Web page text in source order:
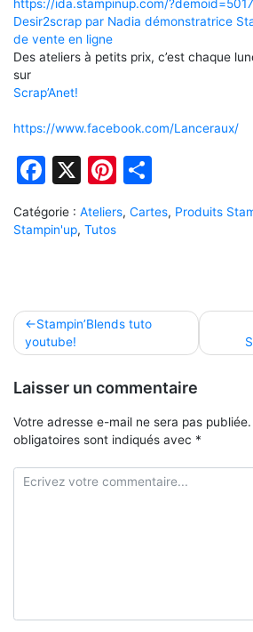
https://ida.stampinup.com/
Desir2scrap par Nadia démonstratrice
de vente en ligne
Des ateliers à petits prix, c’est chaque
sur
Scrap’Anet!
https://www.facebook.com/Lanceraux/
Facebook
X Pinterest
Catégorie : Ateliers, Cartes, Produits
Stampin'up, Tutos
Navigation
de
l’article
Stampin’Blends tuto
youtube!
Laisser un commentaire
Votre adresse e-mail ne sera pas publiée.
obligatoires sont indiqués avec *